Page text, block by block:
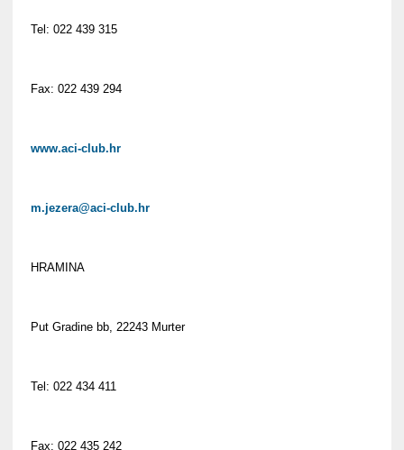
Tel: 022 439 315
Fax: 022 439 294
www.aci-club.hr
m.jezera@aci-club.hr
HRAMINA
Put Gradine bb, 22243 Murter
Tel: 022 434 411
Fax: 022 435 242